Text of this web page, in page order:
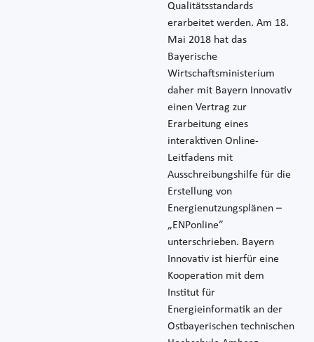
Qualitätsstandards
erarbeitet werden. Am 18.
Mai 2018 hat das
Bayerische
Wirtschaftsministerium
daher mit Bayern Innovativ
einen Vertrag zur
Erarbeitung eines
interaktiven Online-
Leitfadens mit
Ausschreibungshilfe für die
Erstellung von
Energienutzungsplänen –
„ENPonline”
unterschrieben. Bayern
Innovativ ist hierfür eine
Kooperation mit dem
Institut für
Energieinformatik an der
Ostbayerischen technischen